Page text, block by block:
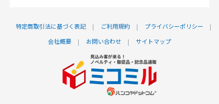
特定商取引法に基づく表記 ご利用規約
プライバシーポリシー
会社概要
お問い合わせ サイトマップ